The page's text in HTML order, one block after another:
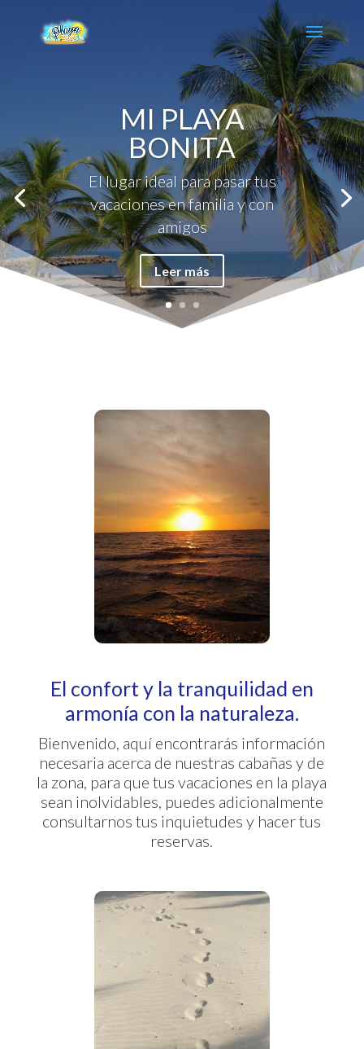
MI PLAYA
BONITA
El lugar ideal para pasar tus
vacaciones en familia y con
amigos
Leer más
El confort y la tranquilidad en
armonía con la naturaleza.
Bienvenido, aquí encontrarás información
necesaria acerca de nuestras cabañas y de
la zona, para que tus vacaciones en la playa
sean inolvidables, puedes adicionalmente
consultarnos tus inquietudes y hacer tus
reservas.